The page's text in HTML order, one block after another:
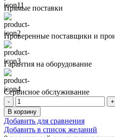
Прямые поставки
Проверенные поставщики и
Гарантия на оборудование
Сервисное обслуживание
Количество
товара
ПРОГРАММИРУЕМОЕ
ПЗУ
В корзину
Добавить для сравнения
Добавить в список желаний